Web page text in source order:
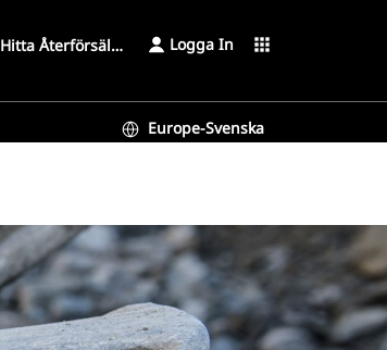
Hitta Återförsäljare Logga In apps
Europe-Svenska